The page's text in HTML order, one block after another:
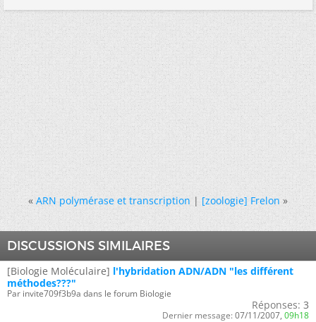
« ARN polymérase et transcription|[zoologie] Frelon »
DISCUSSIONS SIMILAIRES
[Biologie Moléculaire] l'hybridation ADN/ADN "les différent
méthodes???"
Par invite709f3b9a dans le forum Biologie
Réponses: 3
Dernier message: 07/11/2007, 09h18